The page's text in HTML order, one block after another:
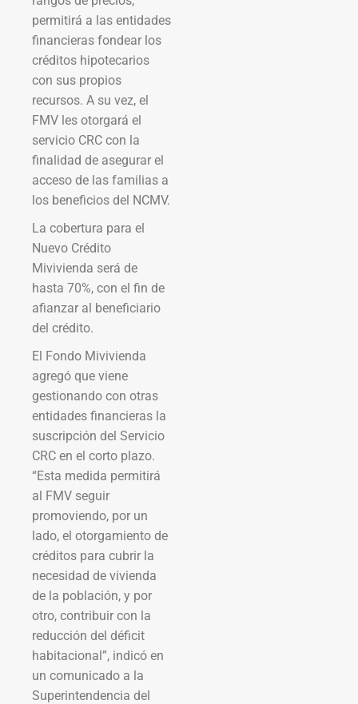
permitirá a las entidades
financieras fondear los
créditos hipotecarios
con sus propios
recursos. A su vez, el
FMV les otorgará el
servicio CRC con la
finalidad de asegurar el
acceso de las familias a
los beneficios del NCMV.
La cobertura para el
Nuevo Crédito
Mivivienda será de
hasta 70%, con el fin de
afianzar al beneficiario
del crédito.
El Fondo Mivivienda
agregó que viene
gestionando con otras
entidades financieras la
suscripción del Servicio
CRC en el corto plazo.
“Esta medida permitirá
al FMV seguir
promoviendo, por un
lado, el otorgamiento de
créditos para cubrir la
necesidad de vivienda
de la población, y por
otro, contribuir con la
reducción del déficit
habitacional”, indicó en
un comunicado a la
Superintendencia del